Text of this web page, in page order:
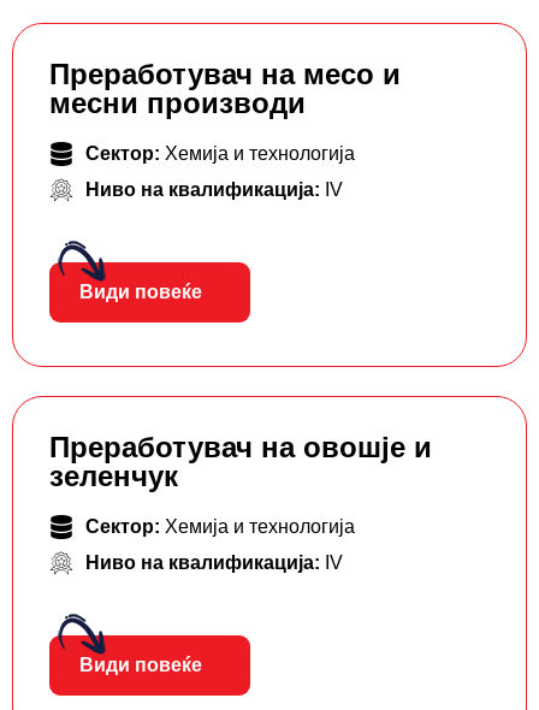
Преработувач на месо и
месни производи
Сектор: Хемија и технологија
Ниво на квалификација: IV
Види повеќе
Преработувач на овошје и
зеленчук
Сектор: Хемија и технологија
Ниво на квалификација: IV
Види повеќе